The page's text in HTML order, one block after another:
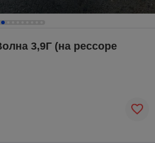
3,9Г (на рессоре